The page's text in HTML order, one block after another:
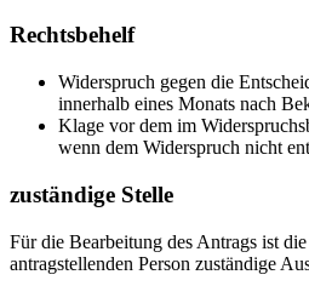
Rechtsbehelf
Widerspruch gegen die
innerhalb eines Monats nach
Klage vor dem im
wenn dem Widerspruch nicht
zuständige Stelle
Für die Bearbeitung des Antrags ist
antragstellenden Person zuständige